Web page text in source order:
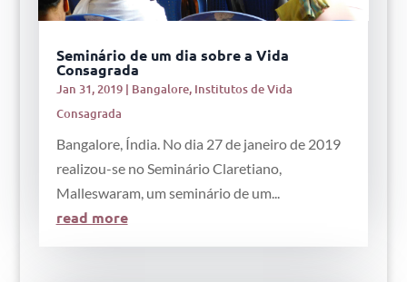
Seminário de um dia sobre a Vida
Consagrada
Jan 31, 2019| Bangalore, Institutos de Vida
Consagrada
Bangalore, Índia. No dia 27 de janeiro de 2019
realizou-se no Seminário Claretiano,
Malleswaram, um seminário de um...
read more